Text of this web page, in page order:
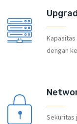
dengan
Sekuritas